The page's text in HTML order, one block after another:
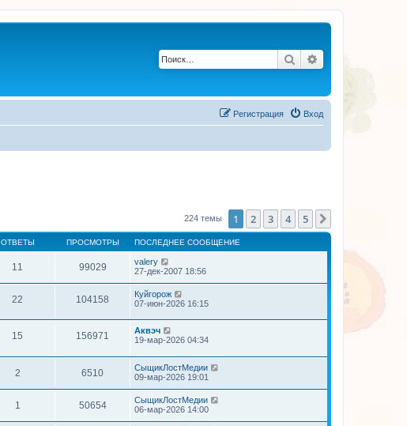
Поиск
Вход
Регистрация
224 темы 1 2 3 4 5
ОТВЕТЫ ПРОСМОТРЫ ПОСЛЕДНЕЕ СООБЩЕНИЕ
11 99029
valery
27-дек-2007 18:56
22 104158
Куйгорож
07-июн-2026 16:15
15 156971
Аквэч
19-мар-2026 04:34
2 6510
СыщикЛостМедии
09-мар-2026 19:01
1 50654
СыщикЛостМедии
06-мар-2026 14:00